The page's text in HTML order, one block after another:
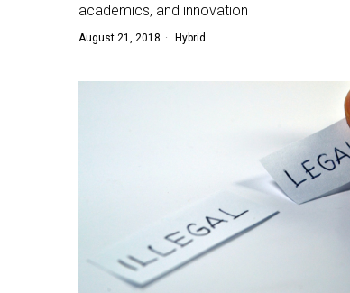
academics, and innovation
August 21, 2018 Hybrid